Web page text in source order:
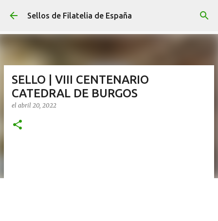
Ir al contenido principal
Sellos de Filatelia de España
SELLO | VIII CENTENARIO
CATEDRAL DE BURGOS
el abril 20, 2022